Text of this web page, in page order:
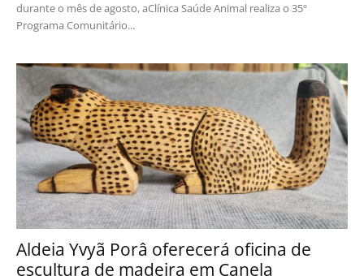
durante o mês de agosto, aClínica Saúde Animal realiza o 35º
Programa Comunitário...
Aldeia Yvyã Porâ oferecerá oficina de
escultura de madeira em Canela